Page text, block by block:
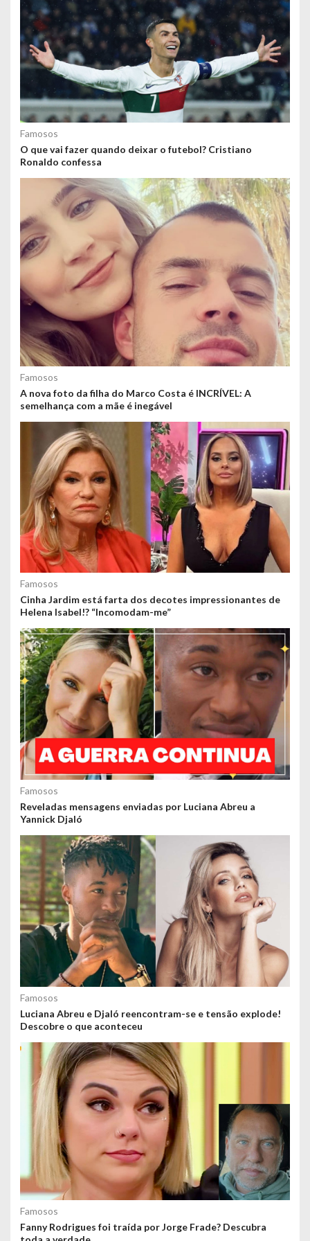
d
o
s
Famosos
O que vai fazer quando deixar o futebol? Cristiano
Ronaldo confessa
Famosos
A nova foto da filha do Marco Costa é INCRÍVEL: A
semelhança com a mãe é inegável
Famosos
Cinha Jardim está farta dos decotes impressionantes de
Helena Isabel!? “Incomodam-me”
Famosos
Reveladas mensagens enviadas por Luciana Abreu a
Yannick Djaló
Famosos
Luciana Abreu e Djaló reencontram-se e tensão explode!
Descobre o que aconteceu
Famosos
Fanny Rodrigues foi traída por Jorge Frade? Descubra